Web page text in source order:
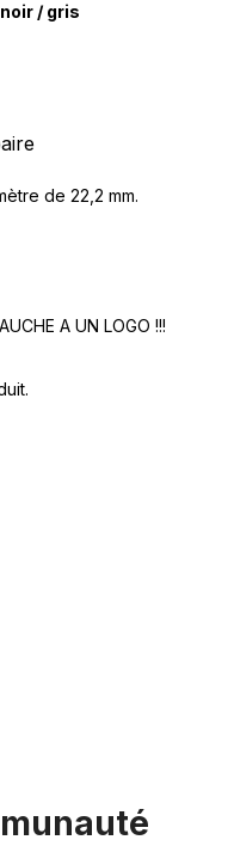
/ gris
de 22,2 mm.
A UN LOGO !!!